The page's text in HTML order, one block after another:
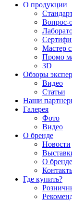
О продукции
Вопрос-
Мастер
Промо
3D
Обзоры
Видео
Статьи
Наши
Галерея
Фото
Видео
О бренде
Новости
О бренде
Где купить?